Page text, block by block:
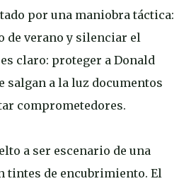
por una maniobra táctica:
de verano y silenciar el
claro: proteger a Donald
salgan a la luz documentos
comprometedores.
a ser escenario de una
tintes de encubrimiento. El